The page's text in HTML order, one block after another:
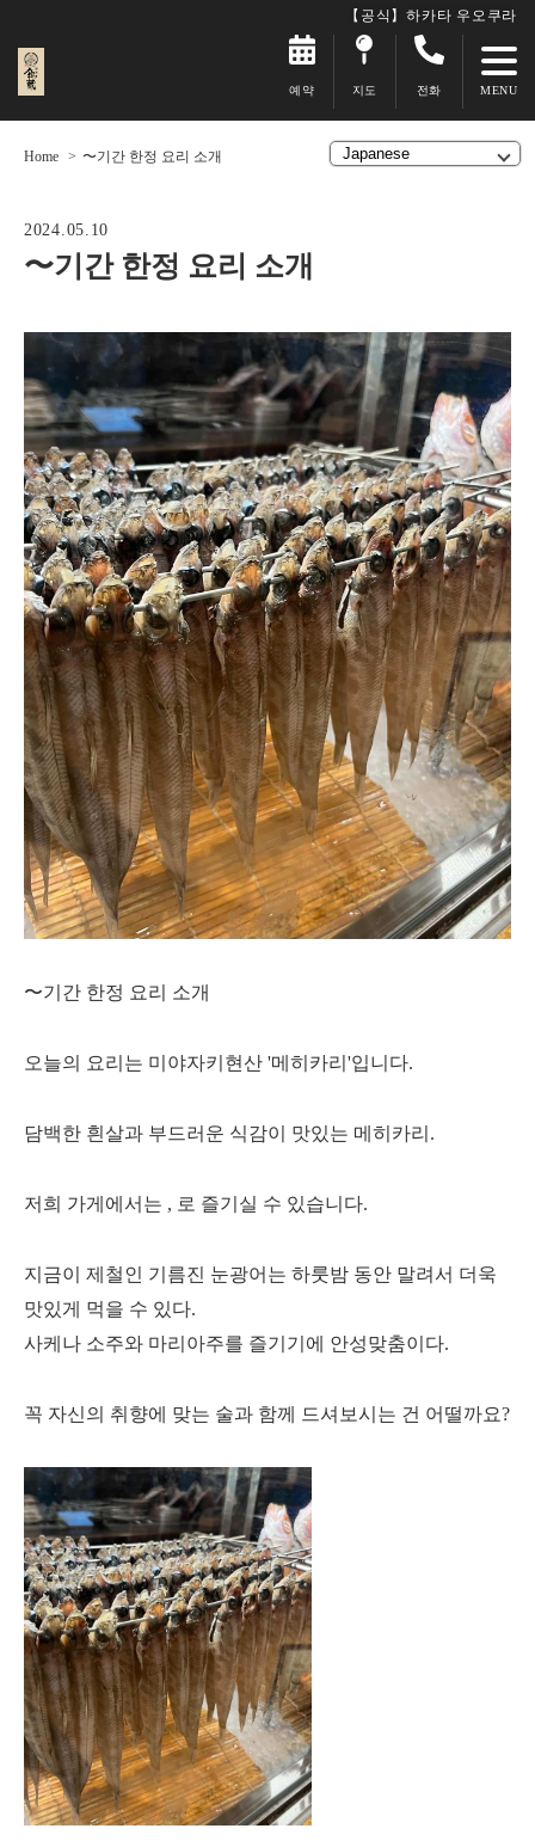
【공식】하카타 우오쿠라
예약 지도 전화
Home 〜기간 한정 요리 소개
2024.05.10
〜기간 한정 요리 소개
〜기간 한정 요리 소개
오늘의 요리는 미야자키현산 '메히카리'입니다.
담백한 흰살과 부드러운 식감이 맛있는 메히카리.
저희 가게에서는 , 로 즐기실 수 있습니다.
지금이 제철인 기름진 눈광어는 하룻밤 동안 말려서 더욱
맛있게 먹을 수 있다.
사케나 소주와 마리아주를 즐기기에 안성맞춤이다.
꼭 자신의 취향에 맞는 술과 함께 드셔보시는 건 어떨까요?